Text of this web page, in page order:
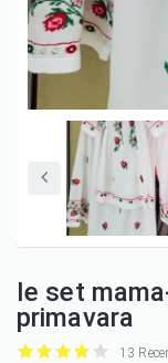
Ie set
primavara
13